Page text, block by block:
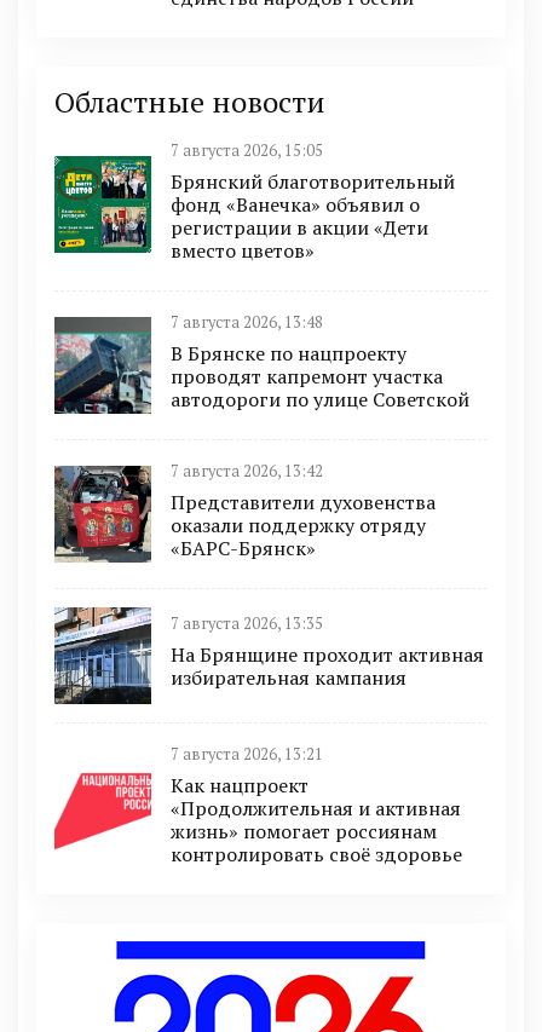
Областные новости
7 августа 2026, 15:05
Брянский благотворительный
фонд «Ванечка» объявил о
регистрации в акции «Дети
вместо цветов»
7 августа 2026, 13:48
В Брянске по нацпроекту
проводят капремонт участка
автодороги по улице Советской
7 августа 2026, 13:42
Представители духовенства
оказали поддержку отряду
«БАРС-Брянск»
7 августа 2026, 13:35
На Брянщине проходит активная
избирательная кампания
7 августа 2026, 13:21
Как нацпроект
«Продолжительная и активная
жизнь» помогает россиянам
контролировать своё здоровье